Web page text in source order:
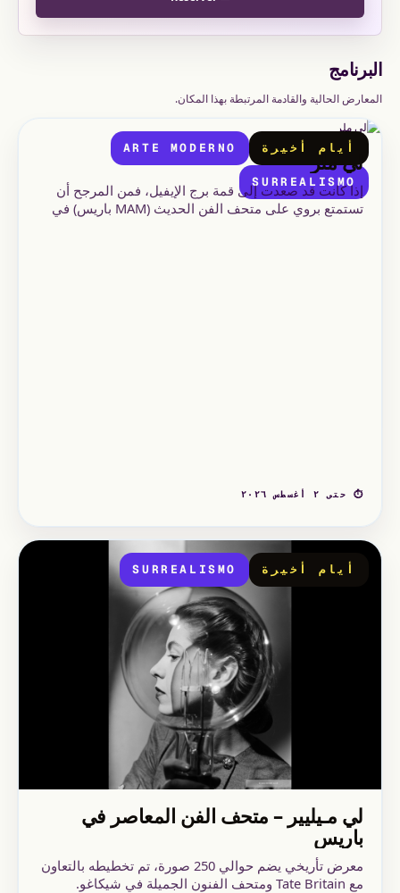
البرنامج
المعارض الحالية والقادمة المرتبطة بهذا المكان.
أيام أخيرة ARTE MODERNO
SURREALISMO
لي ملر
إذا كانت قد صعدت إلى قمة برج الإيفيل، فمن المرجح أن
تستمتع بروي على متحف الفن الحديث (MAM باريس) في
⏱ حتى ٢ أغسطس ٢٠٢٦
أيام أخيرة SURREALISMO
لي مـيليير – متحف الفن المعاصر في
باريس
معرض تأريخي يضم حوالي 250 صورة، تم تخطيطه بالتعاون
مع Tate Britain ومتحف الفنون الجميلة في شيكاغو.